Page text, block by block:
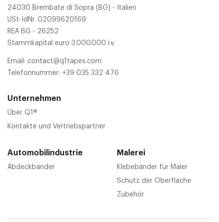
24030 Brembate di Sopra (BG) - Italien
USt-IdNr. 02099620169
REA BG - 26252
Stammkapital euro 3.000.000 i.v.
Email: contact@q1tapes.com
Telefonnummer: +39 035 332 476
Unternehmen
Über Q1®
Kontakte und Vertriebspartner
Automobilindustrie
Abdeckbänder
Malerei
Klebebänder für Maler
Schutz der Oberfläche
Zubehör